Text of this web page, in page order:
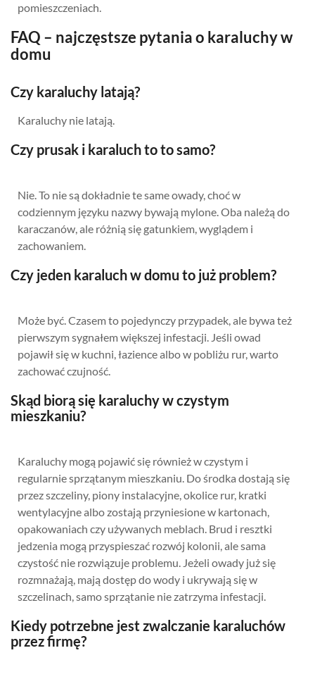
pomieszczeniach.
FAQ – najczęstsze pytania o karaluchy w
domu
Czy karaluchy latają?
Karaluchy nie latają.
Czy prusak i karaluch to to samo?
Nie. To nie są dokładnie te same owady, choć w
codziennym języku nazwy bywają mylone. Oba należą do
karaczanów, ale różnią się gatunkiem, wyglądem i
zachowaniem.
Czy jeden karaluch w domu to już problem?
Może być. Czasem to pojedynczy przypadek, ale bywa też
pierwszym sygnałem większej infestacji. Jeśli owad
pojawił się w kuchni, łazience albo w pobliżu rur, warto
zachować czujność.
Skąd biorą się karaluchy w czystym
mieszkaniu?
Karaluchy mogą pojawić się również w czystym i
regularnie sprzątanym mieszkaniu. Do środka dostają się
przez szczeliny, piony instalacyjne, okolice rur, kratki
wentylacyjne albo zostają przyniesione w kartonach,
opakowaniach czy używanych meblach. Brud i resztki
jedzenia mogą przyspieszać rozwój kolonii, ale sama
czystość nie rozwiązuje problemu. Jeżeli owady już się
rozmnażają, mają dostęp do wody i ukrywają się w
szczelinach, samo sprzątanie nie zatrzyma infestacji.
Kiedy potrzebne jest zwalczanie karaluchów
przez firmę?